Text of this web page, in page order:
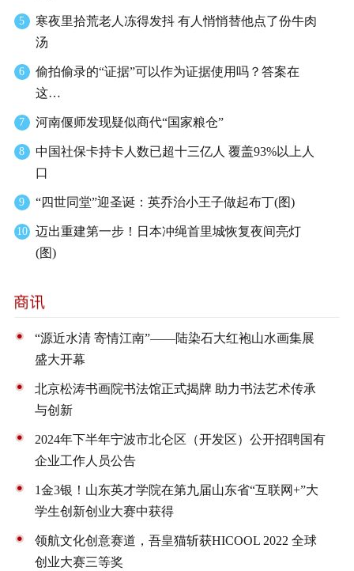
5
寒夜里拾荒老人冻得发抖 有人悄悄替他点了份牛肉
汤
6
偷拍偷录的“证据”可以作为证据使用吗？答案在
这…
7 河南偃师发现疑似商代“国家粮仓”
8
中国社保卡持卡人数已超十三亿人 覆盖93%以上人
口
9 “四世同堂”迎圣诞：英乔治小王子做起布丁(图)
10
迈出重建第一步！日本冲绳首里城恢复夜间亮灯
(图)
“源近水清 寄情江南”——陆染石大红袍山水画集展
盛大开幕
北京松涛书画院书法馆正式揭牌 助力书法艺术传承
与创新
2024年下半年宁波市北仑区（开发区）公开招聘国有
企业工作人员公告
1金3银！山东英才学院在第九届山东省“互联网+”大
学生创新创业大赛中获得
领航文化创意赛道，吾皇猫斩获HICOOL 2022 全球
创业大赛三等奖